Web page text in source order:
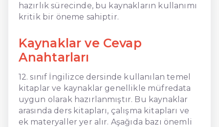
hazırlık sürecinde, bu kaynakların kullanımı
kritik bir öneme sahiptir.
Kaynaklar ve Cevap
Anahtarları
12. sınıf İngilizce dersinde kullanılan temel
kitaplar ve kaynaklar genellikle müfredata
uygun olarak hazırlanmıştır. Bu kaynaklar
arasında ders kitapları, çalışma kitapları ve
ek materyaller yer alır. Aşağıda bazı önemli